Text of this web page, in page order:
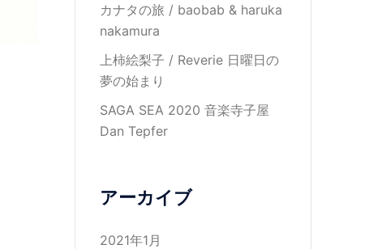
カナタの旅 / baobab & haruka
nakamura
上柿絵梨子 / Reverie 日曜日の
夢の始まり
SAGA SEA 2020 音楽寺子屋
Dan Tepfer
アーカイブ
2021年1月